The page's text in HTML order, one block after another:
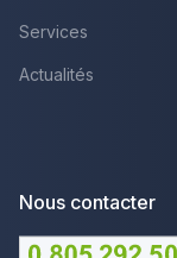
Services
Actualités
Nous contacter